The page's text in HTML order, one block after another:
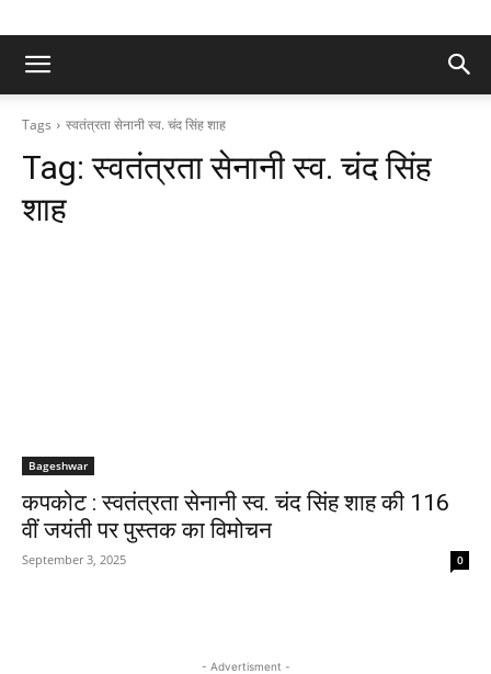
Tags स्वतंत्रता सेनानी स्व. चंद सिंह शाह
Tag:स्वतंत्रता सेनानी स्व. चंद सिंह
शाह
Bageshwar
कपकोट : स्वतंत्रता सेनानी स्व. चंद सिंह शाह की 116
वीं जयंती पर पुस्तक का विमोचन
September 3, 2025 0
- Advertisment -